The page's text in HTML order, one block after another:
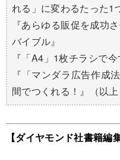
れる」に変わるたった1
『あらゆる販促を成功
バイブル』
『「A4」1枚チラシで
『「マンダラ広告作成
間でつくれる！』（以
【ダイヤモンド社書籍編